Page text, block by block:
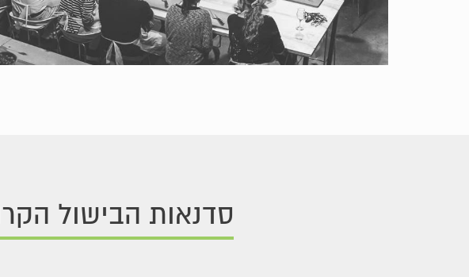
סדנאות הבישול